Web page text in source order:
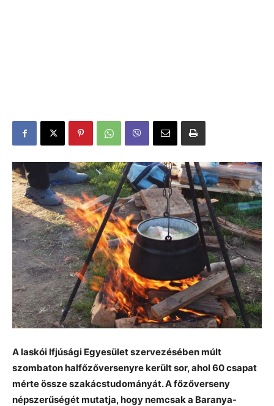
A laskói Ifjúsági Egyesület szervezésében múlt
szombaton halfőzőversenyre került sor, ahol 60 csapat
mérte össze szakácstudományát. A főzőverseny
népszerűségét mutatja, hogy nemcsak a Baranya-